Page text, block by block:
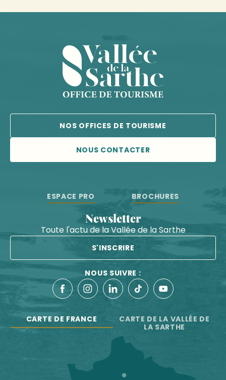
NOS OFFICES DE TOURISME
NOUS CONTACTER
ESPACE PRO BROCHURES
Newsletter
Toute l'actu de la Vallée de la Sarthe
S'INSCRIRE
NOUS SUIVRE :
CARTE DE FRANCE
CARTE DE LA VALLÉE DE
LA SARTHE